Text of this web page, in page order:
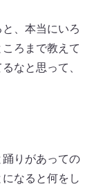
、本当にいろ
ろまで教えて
なと思って、
りがあっての
なると何をし